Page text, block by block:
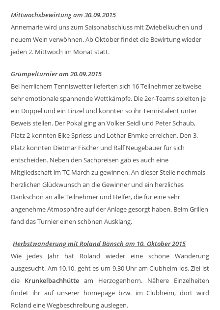
Mittwochsbewirtung am 30.09.2015
Annemarie wird uns zum Saisonabschluss mit Zwiebelkuchen und
neuem Wein verwöhnen. Ab Oktober findet die Bewirtung wieder
jeden 2. Mittwoch im Monat statt.
Grümpelturnier am 20.09.2015
Bei herrlichem Tenniswetter lieferten sich 16 Teilnehmer zeitweise
sehr emotionale spannende Wettkämpfe. Die 2er-Teams spielten je
ein Doppel und ein Einzel und konnten so ihr Tennistalent unter
Beweis stellen. Der Pokal ging an Volker Seidl und Peter Schaub,
Platz 2 konnten Eike Spriess und Lothar Ehmke erreichen. Den 3.
Platz konnten Dietmar Fischer und Ralf Neugebauer für sich
entscheiden. Neben den Sachpreisen gab es auch eine
Mitgliedschaft im TC March zu gewinnen. An dieser Stelle nochmals
herzlichen Glückwunsch an die Gewinner und ein herzliches
Dankschön an alle Teilnehmer und Helfer, die für eine sehr
angenehme Atmosphäre auf der Anlage gesorgt haben. Beim Grillen
fand das Turnier einen schönen Ausklang.
Herbstwanderung mit Roland Bänsch am 10. Oktober 2015
Wie jedes Jahr hat Roland wieder eine schöne Wanderung
ausgesucht. Am 10.10. geht es um 9.30 Uhr am Clubheim los. Ziel ist
die Krunkelbachhütteam Herzogenhorn. Nähere Einzelheiten
findet ihr auf unserer homepage bzw. im Clubheim, dort wird
Roland eine Wegbeschreibung auslegen.